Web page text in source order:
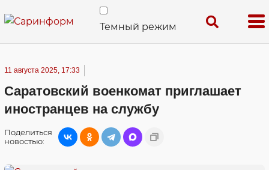
Темный режим
11 августа 2025, 17:33
Саратовский военкомат приглашает
иностранцев на службу
Поделиться
новостью: